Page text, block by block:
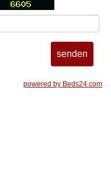
powered by Beds24.com